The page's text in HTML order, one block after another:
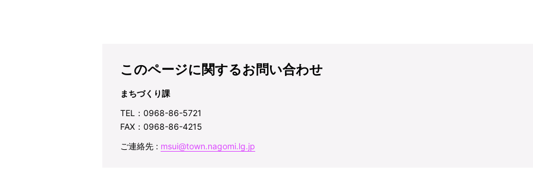
このページに関するお問い合わせ
まちづくり課
TEL：0968-86-5721
FAX：0968-86-4215
ご連絡先 : msui@town.nagomi.lg.jp